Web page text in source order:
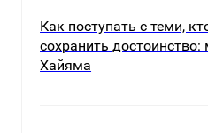
Как поступать с теми,
сохранить
Хайяма